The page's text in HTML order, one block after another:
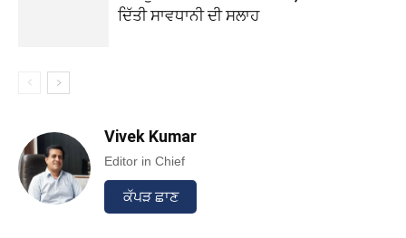
ਦਿੱਤੀ ਸਾਵਧਾਨੀ ਦੀ ਸਲਾਹ
Vivek Kumar
Editor in Chief
ਕੱਪੜ ਛਾਣ